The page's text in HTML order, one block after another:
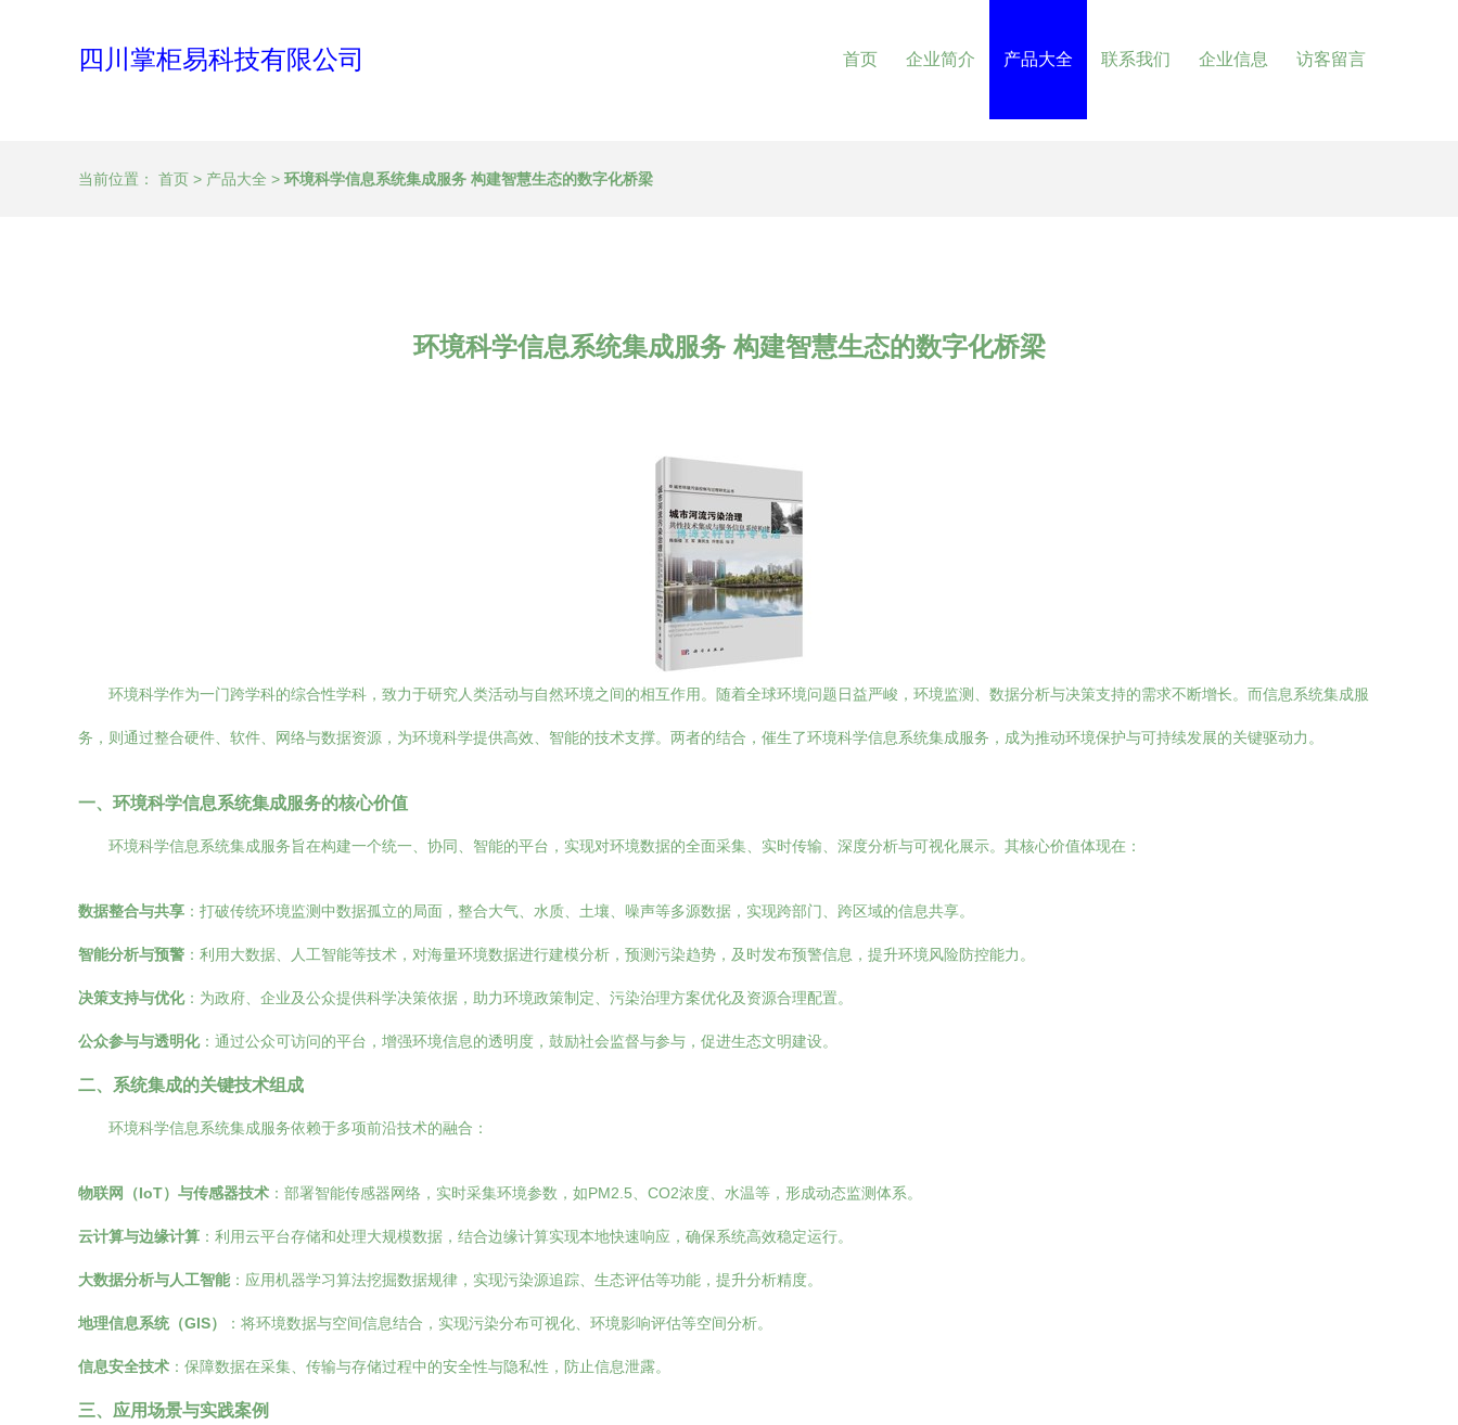
四川掌柜易科技有限公司 首页 企业简介 产品大全 联系我们 企业信息 访客留言
当前位置： 首页 > 产品大全 > 环境科学信息系统集成服务 构建智慧生态的数字化桥梁
环境科学信息系统集成服务 构建智慧生态的数字化桥梁
环境科学作为一门跨学科的综合性学科，致力于研究人类活动与自然环境之间的相互作用。随着全球环境问题日益严峻，环境监测、数据分析与决策支持的需求不断增长。而信息系统集成服
务，则通过整合硬件、软件、网络与数据资源，为环境科学提供高效、智能的技术支撑。两者的结合，催生了环境科学信息系统集成服务，成为推动环境保护与可持续发展的关键驱动力。
一、环境科学信息系统集成服务的核心价值
环境科学信息系统集成服务旨在构建一个统一、协同、智能的平台，实现对环境数据的全面采集、实时传输、深度分析与可视化展示。其核心价值体现在：
数据整合与共享 ：打破传统环境监测中数据孤立的局面，整合大气、水质、土壤、噪声等多源数据，实现跨部门、跨区域的信息共享。
智能分析与预警 ：利用大数据、人工智能等技术，对海量环境数据进行建模分析，预测污染趋势，及时发布预警信息，提升环境风险防控能力。
决策支持与优化：为政府、企业及公众提供科学决策依据，助力环境政策制定、污染治理方案优化及资源合理配置。
公众参与与透明化：通过公众可访问的平台，增强环境信息的透明度，鼓励社会监督与参与，促进生态文明建设。
二、系统集成的关键技术组成
环境科学信息系统集成服务依赖于多项前沿技术的融合：
物联网（IoT）与传感器技术 ：部署智能传感器网络，实时采集环境参数，如PM2.5、CO2浓度、水温等，形成动态监测体系。
云计算与边缘计算 ：利用云平台存储和处理大规模数据，结合边缘计算实现本地快速响应，确保系统高效稳定运行。
大数据分析与人工智能：应用机器学习算法挖掘数据规律，实现污染源追踪、生态评估等功能，提升分析精度。
地理信息系统（GIS） ：将环境数据与空间信息结合，实现污染分布可视化、环境影响评估等空间分析。
信息安全技术 ：保障数据在采集、传输与存储过程中的安全性与隐私性，防止信息泄露。
三、应用场景与实践案例